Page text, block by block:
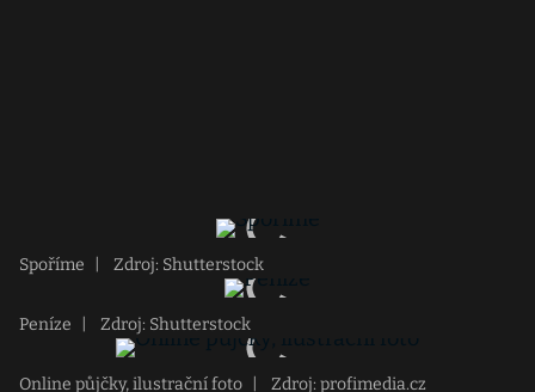
Spoříme Zdroj: Shutterstock
Peníze Zdroj: Shutterstock
Online půjčky, ilustrační foto Zdroj: profimedia.cz